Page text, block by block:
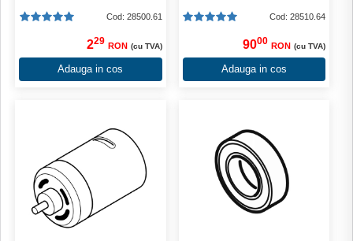
Cod: 28500.61
229 RON (cu TVA)
Adauga in cos
Cod: 28510.64
9000 RON (cu TVA)
Adauga in cos